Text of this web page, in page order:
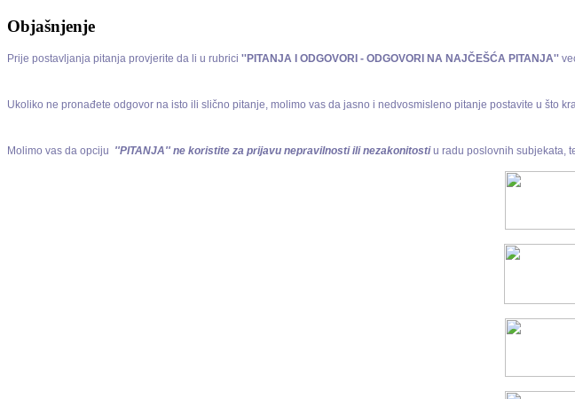
Objašnjenje
Prije postavljanja pitanja provjerite da li u rubrici ''PITANJA I ODGOVORI - ODGOVORI NA NAJČEŠĆA PITANJA''
Ukoliko ne pronađete odgovor na isto ili slično pitanje, molimo vas da jasno i nedvosmisleno pitanje postavite u što
Molimo vas da opciju ''PITANJA'' ne koristite za prijavu nepravilnosti ili nezakonitostiu radu poslovnih subjekata,